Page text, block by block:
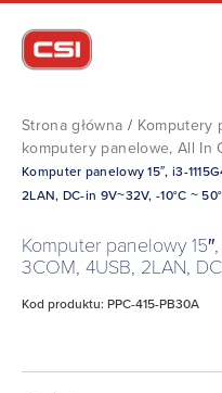
Strona główna / Komputery
komputery panelowe, All In
Komputer panelowy 15″, i3-
2LAN, DC-in 9V~32V, -10°C ~
Komputer panelowy 15″,
3COM, 4USB, 2LAN,
Kod produktu: PPC-415-PB30A